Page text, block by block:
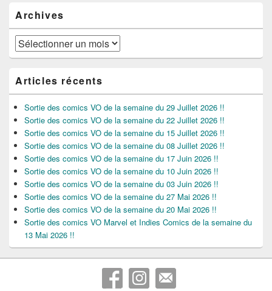
Archives
Archives
Articles récents
Sortie des comics VO de la semaine du 29 Juillet 2026 !!
Sortie des comics VO de la semaine du 22 Juillet 2026 !!
Sortie des comics VO de la semaine du 15 Juillet 2026 !!
Sortie des comics VO de la semaine du 08 Juillet 2026 !!
Sortie des comics VO de la semaine du 17 Juin 2026 !!
Sortie des comics VO de la semaine du 10 Juin 2026 !!
Sortie des comics VO de la semaine du 03 Juin 2026 !!
Sortie des comics VO de la semaine du 27 Mai 2026 !!
Sortie des comics VO de la semaine du 20 Mai 2026 !!
Sortie des comics VO Marvel et Indies Comics de la semaine du
13 Mai 2026 !!